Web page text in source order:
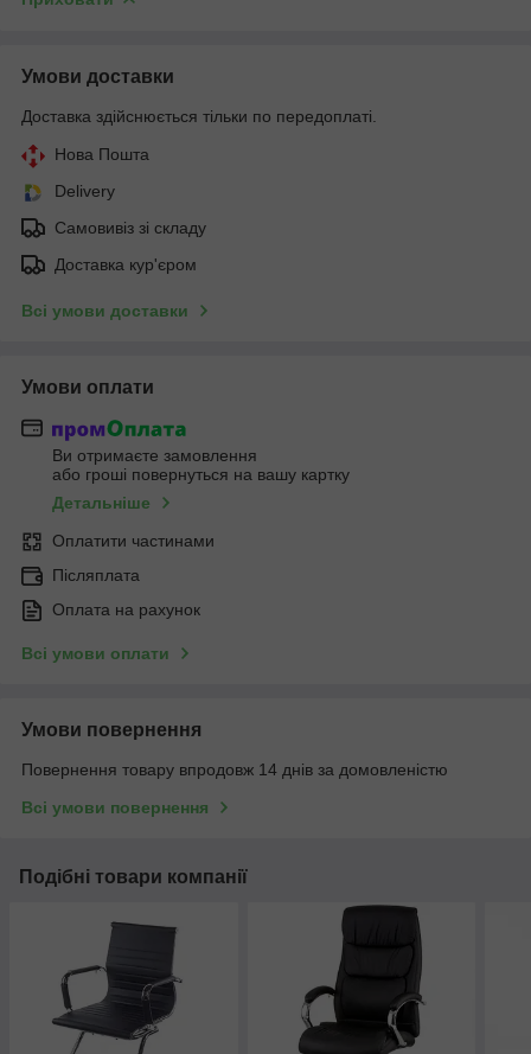
Умови доставки
Доставка здійснюється тільки по передоплаті.
Нова Пошта
Delivery
Самовивіз зі складу
Доставка кур'єром
Всі умови доставки
Умови оплати
Ви отримаєте замовлення
або гроші повернуться на вашу картку
Детальніше
Оплатити частинами
Післяплата
Оплата на рахунок
Всі умови оплати
Умови повернення
Повернення товару впродовж 14 днів за домовленістю
Всі умови повернення
Подібні товари компанії